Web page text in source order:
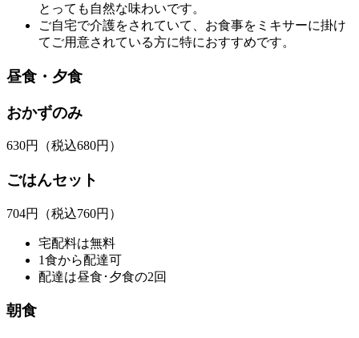
とっても自然な味わいです。
ご自宅で介護をされていて、お食事をミキサーに掛け
てご用意されている方に特におすすめです。
昼食・夕食
おかずのみ
630円 （税込680円）
ごはんセット
704円 （税込760円）
宅配料は無料
1食から配達可
配達は昼食･夕食の2回
朝食